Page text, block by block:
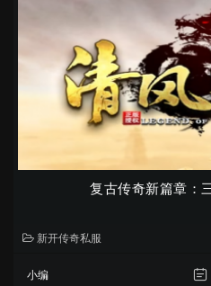
复古传奇新篇章：
新开传奇私服
小编